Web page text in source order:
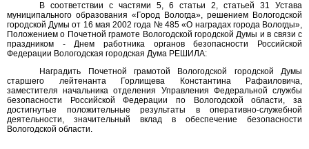
В соответствии с частями 5, 6 статьи 2, статьей 31 Устава
муниципального образования «Город Вологда», решением Вологодской
городской Думы от 16 мая 2002 года № 485 «О наградах города Вологды»,
Положением о Почетной грамоте Вологодской городской Думы и в связи с
праздником - Днем работника органов безопасности Российской
Федерации Вологодская городская Дума РЕШИЛА:
Наградить Почетной грамотой Вологодской городской Думы
старшего лейтенанта Горлищева Константина Рафаиловича,
заместителя начальника отделения Управления Федеральной службы
безопасности Российской Федерации по Вологодской области, за
достигнутые положительные результаты в оперативно-служебной
деятельности, значительный вклад в обеспечение безопасности
Вологодской области.